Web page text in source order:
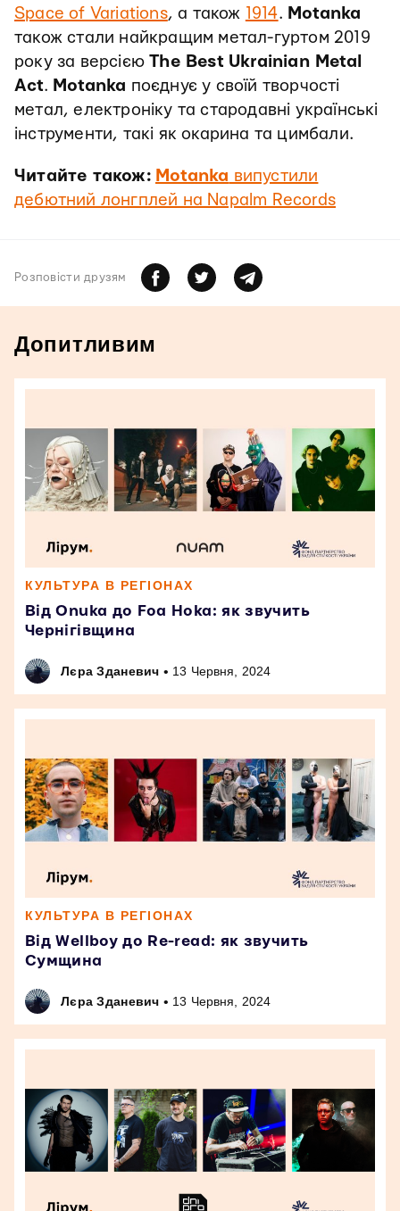
Space of Variations, а також 1914. Motanka
також стали найкращим метал-гуртом 2019
року за версієюThe Best Ukrainian Metal
Act. Motanka поєднує у своїй творчості
метал, електроніку та стародавні українські
інструменти, такі як окарина та цимбали.
Читайте також: Motanka випустили
дебютний лонгплей на Napalm Records
Розповiсти друзям
Допитливим
КУЛЬТУРА В РЕГІОНАХ
Від Onuka до Foa Hoka: як звучить
Чернігівщина
Лєра Зданевич • 13 Червня, 2024
КУЛЬТУРА В РЕГІОНАХ
Від Wellboy до Re-read: як звучить
Сумщина
Лєра Зданевич • 13 Червня, 2024